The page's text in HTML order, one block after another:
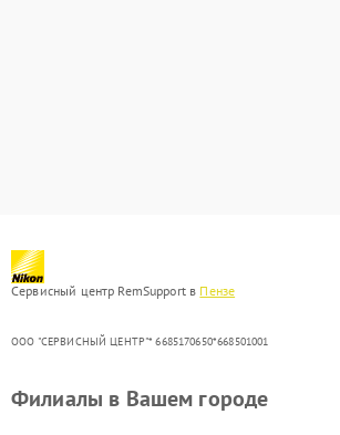
Сервисный центр RemSupport в Пензе
ООО "СЕРВИСНЫЙ ЦЕНТР"* 6685170650*668501001
Филиалы в Вашем городе